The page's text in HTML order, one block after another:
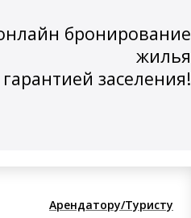
бронирование
жилья
гарантией заселения!
Арендатору/Туристу